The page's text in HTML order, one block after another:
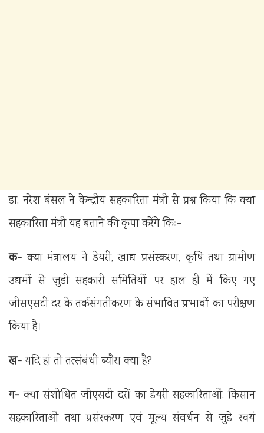
डा. नरेश बंसल ने केन्द्रीय सहकारिता मंत्री से प्रश्न किया कि क्या
सहकारिता मंत्री यह बताने की कृपा करेंगे किः-
क- क्या मंत्रालय ने डेयरी, खाद्य प्रसंस्करण, कृषि तथा ग्रामीण
उद्यमों से जुडी सहकारी समितियों पर हाल ही में किए गए
जीसएसटी दर के तर्कसंगतीकरण के संभावित प्रभावों का परीक्षण
किया है।
ख-यदि हां तो तत्संबंधी ब्यौरा क्या है?
ग- क्या संशोधित जीएसटी दरों का डेयरी सहकारिताओं, किसान
सहकारिताओं तथा प्रसंस्करण एवं मूल्य संवर्धन से जुडे स्वयं